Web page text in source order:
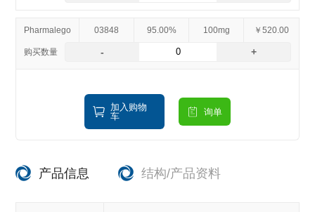
Pharmalego 03848 95.00% 100mg ￥520.00
- +
加入购物
车
询单
产品信息 结构/产品资料